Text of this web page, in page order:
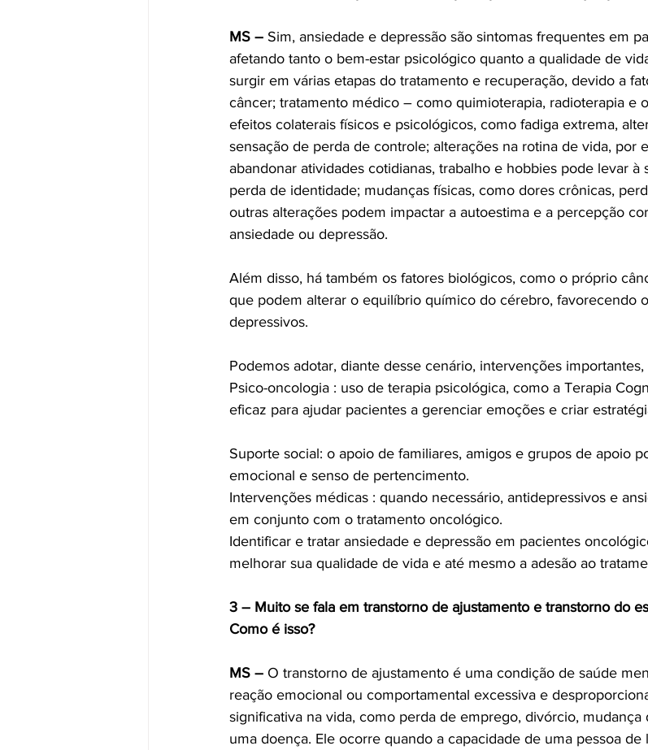
MS – Sim, ansiedade e depressão são sintomas frequentes em
afetando tanto o bem-estar psicológico quanto a qualidade de
surgir em várias etapas do tratamento e recuperação, devido a
câncer; tratamento médico – como quimioterapia, radioterapia e
efeitos colaterais físicos e psicológicos, como fadiga extrema,
sensação de perda de controle; alterações na rotina de vida, por
abandonar atividades cotidianas, trabalho e hobbies pode levar à
perda de identidade; mudanças físicas, como dores crônicas,
outras alterações podem impactar a autoestima e a percepção
ansiedade ou depressão.
Além disso, há também os fatores biológicos, como o próprio
que podem alterar o equilíbrio químico do cérebro, favorecendo
depressivos.
Podemos adotar, diante desse cenário, intervenções importantes,
Psico-oncologia : uso de terapia psicológica, como a Terapia
eficaz para ajudar pacientes a gerenciar emoções e criar
Suporte social: o apoio de familiares, amigos e grupos de apoio
emocional e senso de pertencimento.
Intervenções médicas : quando necessário, antidepressivos e
em conjunto com o tratamento oncológico.
Identificar e tratar ansiedade e depressão em pacientes
melhorar sua qualidade de vida e até mesmo a adesão ao
3 – Muito se fala em transtorno de ajustamento e transtorno do
Como é isso?
MS – O transtorno de ajustamento é uma condição de saúde
reação emocional ou comportamental excessiva e
significativa na vida, como perda de emprego, divórcio,
uma doença. Ele ocorre quando a capacidade de uma pessoa de